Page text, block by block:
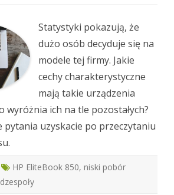
Statystyki pokazują, że
dużo osób decyduje się na
modele tej firmy. Jakie
cechy charakterystyczne
mają takie urządzenia
wyróżnia ich na tle pozostałych?
pytania uzyskacie po przeczytaniu
HP EliteBook 850, niski pobór